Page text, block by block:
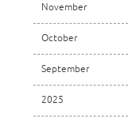
November
October
September
2025